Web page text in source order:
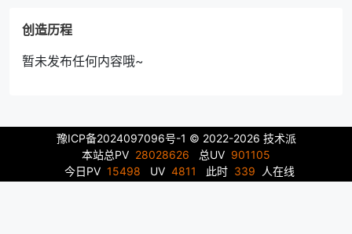
创造历程
暂未发布任何内容哦~
豫ICP备2024097096号-1 © 2022-2026 技术派
本站总PV 28028626 总UV 901105
今日PV 15498 UV 4811 此时 339 人在线